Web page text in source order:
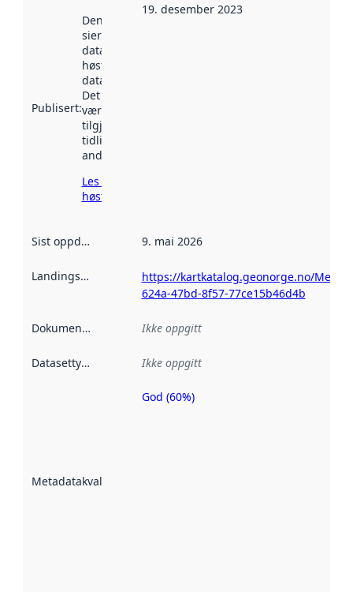
Publisert:
Denne datoen
sier når
datasettet ble
høstet av
data.norge.no.
Det kan ha
vært
tilgjengelig
tidligere
andre steder.
Les mer om
høsting her
19. desember 2023
Sist oppdatert 9. mai 2026
Landingsside
https://kartkatalog.geonorge.no/
624a-47bd-8f57-77ce15b46d4b
Dokumentasjon Ikke oppgitt
Datasettype Ikke oppgitt
Metadatakvalitet
Metadatakvalitet
God (60%)